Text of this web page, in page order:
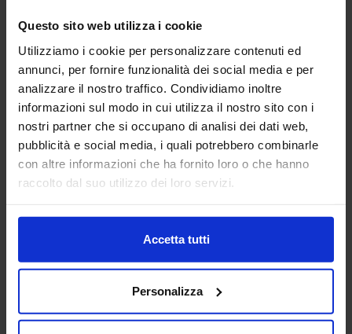
Questo sito web utilizza i cookie
Utilizziamo i cookie per personalizzare contenuti ed
annunci, per fornire funzionalità dei social media e per
analizzare il nostro traffico. Condividiamo inoltre
informazioni sul modo in cui utilizza il nostro sito con i
nostri partner che si occupano di analisi dei dati web,
pubblicità e social media, i quali potrebbero combinarle
con altre informazioni che ha fornito loro o che hanno
raccolto dal suo utilizzo dei loro servizi.
Accetta tutti
Personalizza